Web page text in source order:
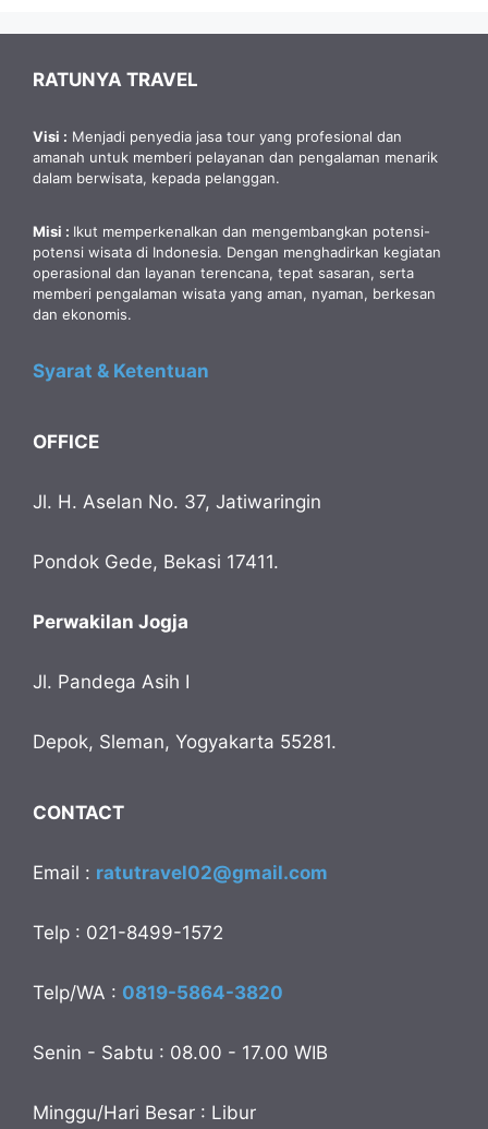
RATUNYA TRAVEL
Visi : Menjadi penyedia jasa tour yang profesional dan
amanah untuk memberi pelayanan dan pengalaman menarik
dalam berwisata, kepada pelanggan.
Misi : Ikut memperkenalkan dan mengembangkan potensi-
potensi wisata di Indonesia. Dengan menghadirkan kegiatan
operasional dan layanan terencana, tepat sasaran, serta
memberi pengalaman wisata yang aman, nyaman, berkesan
dan ekonomis.
Syarat & Ketentuan
OFFICE
Jl. H. Aselan No. 37, Jatiwaringin
Pondok Gede, Bekasi 17411.
Perwakilan Jogja
Jl. Pandega Asih I
Depok, Sleman, Yogyakarta 55281.
CONTACT
Email : ratutravel02@gmail.com
Telp : 021-8499-1572
Telp/WA : 0819-5864-3820
Senin - Sabtu : 08.00 - 17.00 WIB
Minggu/Hari Besar : Libur